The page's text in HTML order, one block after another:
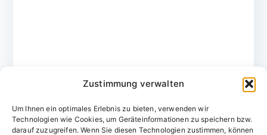
Zustimmung verwalten
Um Ihnen ein optimales Erlebnis zu bieten, verwenden wir
Technologien wie Cookies, um Geräteinformationen zu speichern bzw.
darauf zuzugreifen. Wenn Sie diesen Technologien zustimmen, können